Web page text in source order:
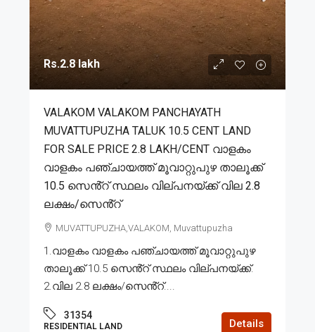
Rs.2.8 lakh
VALAKOM VALAKOM PANCHAYATH
MUVATTUPUZHA TALUK 10.5 CENT LAND
FOR SALE PRICE 2.8 LAKH/CENT വാളകം
വാളകം പഞ്ചായത്ത് മൂവാറ്റുപുഴ താലൂക്ക്
10.5 സെൻ്റ് സ്ഥലം വില്പനയ്ക്ക് വില 2.8
ലക്ഷം/സെൻ്റ്
MUVATTUPUZHA,VALAKOM, Muvattupuzha
1.വാളകം വാളകം പഞ്ചായത്ത് മൂവാറ്റുപുഴ
താലൂക്ക് 10.5 സെൻ്റ് സ്ഥലം വില്പനയ്ക്ക്.
2.വില 2.8 ലക്ഷം/സെൻ്റ്....
31354
RESIDENTIAL LAND Details